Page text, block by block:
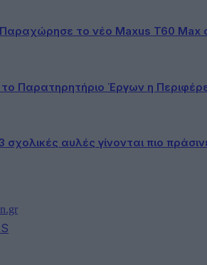
το νέο Maxus T60 Max
Παρατηρητήριο Έργων η
αυλές γίνονται πιο